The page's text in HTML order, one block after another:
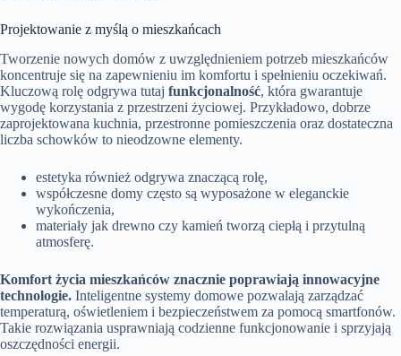
Projektowanie z myślą o mieszkańcach
Tworzenie nowych domów z uwzględnieniem potrzeb mieszkańców
koncentruje się na zapewnieniu im komfortu i spełnieniu oczekiwań.
Kluczową rolę odgrywa tutaj funkcjonalność, która gwarantuje
wygodę korzystania z przestrzeni życiowej. Przykładowo, dobrze
zaprojektowana kuchnia, przestronne pomieszczenia oraz dostateczna
liczba schowków to nieodzowne elementy.
estetyka również odgrywa znaczącą rolę,
współczesne domy często są wyposażone w eleganckie
wykończenia,
materiały jak drewno czy kamień tworzą ciepłą i przytulną
atmosferę.
Komfort życia mieszkańców znacznie poprawiają innowacyjne
technologie. Inteligentne systemy domowe pozwalają zarządzać
temperaturą, oświetleniem i bezpieczeństwem za pomocą smartfonów.
Takie rozwiązania usprawniają codzienne funkcjonowanie i sprzyjają
oszczędności energii.